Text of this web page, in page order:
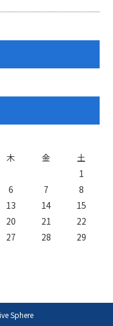
木 金 土
1
6 7
8
13 14
15
20 21
22
27 28
29
Sphere